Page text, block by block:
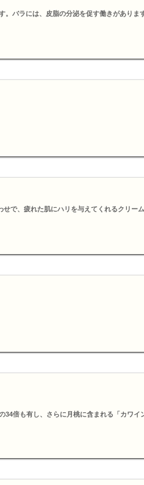
バラには、皮脂の分泌を促す働きがありま
で、疲れた肌にハリを与えてくれるクリー
倍も有し、さらに月桃に含まれる「カワ